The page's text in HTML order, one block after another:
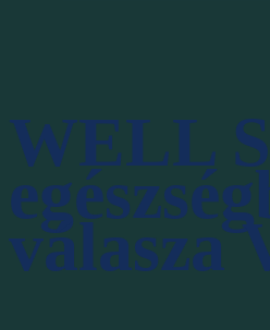
WELL
válasza